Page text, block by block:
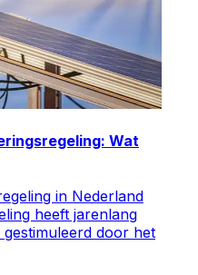
Wat
in Nederland
heeft jarenlang
door het